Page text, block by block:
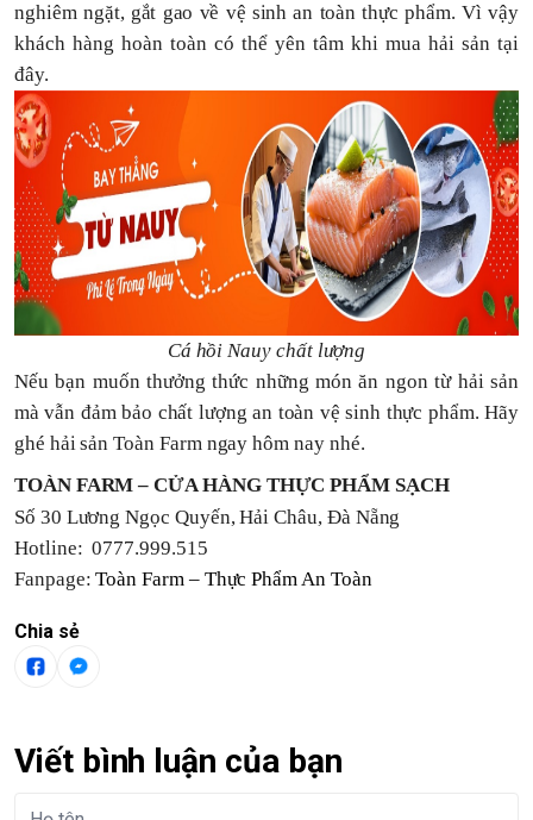
nghiêm ngặt, gắt gao về vệ sinh an toàn thực phẩm. Vì vậy
khách hàng hoàn toàn có thể yên tâm khi mua hải sản tại
đây.
Cá hồi Nauy chất lượng
Nếu bạn muốn thưởng thức những món ăn ngon từ hải sản
mà vẫn đảm bảo chất lượng an toàn vệ sinh thực phẩm. Hãy
ghé hải sản Toàn Farm ngay hôm nay nhé.
TOÀN FARM – CỬA HÀNG THỰC PHẨM SẠCH
Số 30 Lương Ngọc Quyến, Hải Châu, Đà Nẵng
Hotline: 0777.999.515
Fanpage:Toàn Farm – Thực Phẩm An Toàn
Chia sẻ
Viết bình luận của bạn